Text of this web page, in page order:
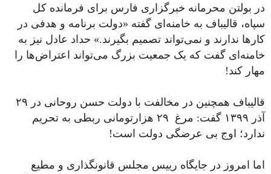
در ‎بولتن محرمانه خبرگزاری فارس برای فرمانده کل
سپاه، قالیباف به خامنه‌ای گفته «دولت برنامه و هدفی در
کارها ندارند و نمی‌تواند تصمیم بگیرند.» حداد عادل نیز به
خامنه‌ای گفت که یک جمعیت بزرگ می‌تواند اعتراض‌ها را
مهار کند!
‏قالیباف همچنین در مخالفت با دولت حسن روحانی در ۲۹
آذر ۱۳۹۹ گفت: مرغ ۲۹ هزارتومانی ربطی به تحریم
ندارد؛ اوج بی عرضگی دولت است!
اما امروز در جایگاه رییس مجلس قانونگذاری و مطیع